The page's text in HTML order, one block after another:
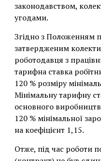
законодавством,
угодами.
Згідно з Положенням
затвердженим
роботодавця з
тарифна ставка
120 % розміру
Мінімальну тарифну
основного
120 % мінімальної
на коефіцієнт 1,15.
Отже, під час роботи